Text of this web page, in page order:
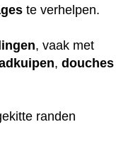
te verhelpen.
, vaak met
, douches
randen